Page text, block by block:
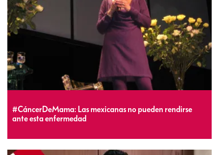
#CáncerDeMama: Las mexicanas no pueden rendirse
ante esta enfermedad